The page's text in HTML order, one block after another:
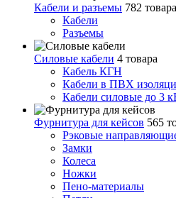
Кабели и разъемы 782 товара
Кабели
Разъемы
Силовые кабели 4 товара
Кабель КГН
Кабели в ПВХ
Кабели силовые до 3
Фурнитура для кейсов 565
Рэковые
Замки
Колеса
Ножки
Пено-материалы